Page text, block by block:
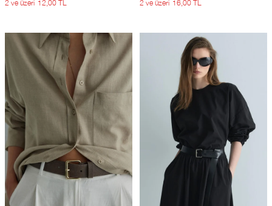
2 ve üzeri 12,00 TL 2 ve üzeri 16,00 TL